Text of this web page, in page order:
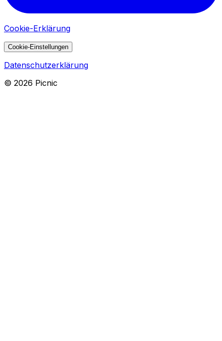
Cookie-Erklärung
Cookie-Einstellungen
Datenschutzerklärung
© 2026 Picnic